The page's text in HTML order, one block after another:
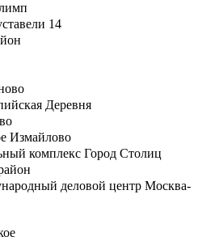
14
Деревня
Измайлово
комплекс Город Столиц
деловой центр Москва-